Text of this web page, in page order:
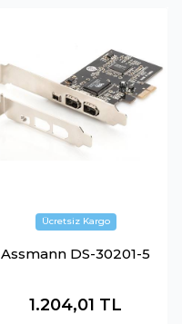
Assmann DS-30201-5
1.204,01 TL